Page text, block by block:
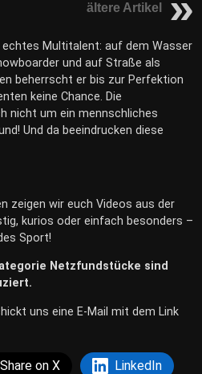
ältere Artikel
echtes Multitalent: auf dem Wasser
und auf Straße als
beherrscht er bis zur Perfektion
keine Chance. Die
nicht um ein mennschliches
Und da beeindrucken diese
zeigen wir euch Videos aus der
kurios oder einfach besonders –
Sport!
Netzfundstücke sind
uns eine E-Mail mit dem Link
Share on X LinkedIn